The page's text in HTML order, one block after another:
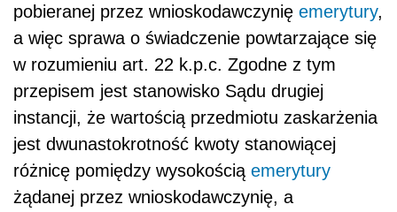
pobieranej przez wnioskodawczynię emerytury,
a więc sprawa o świadczenie powtarzające się
w rozumieniu art. 22 k.p.c. Zgodne z tym
przepisem jest stanowisko Sądu drugiej
instancji, że wartością przedmiotu zaskarżenia
jest dwunastokrotność kwoty stanowiącej
różnicę pomiędzy wysokością emerytury
żądanej przez wnioskodawczynię, a